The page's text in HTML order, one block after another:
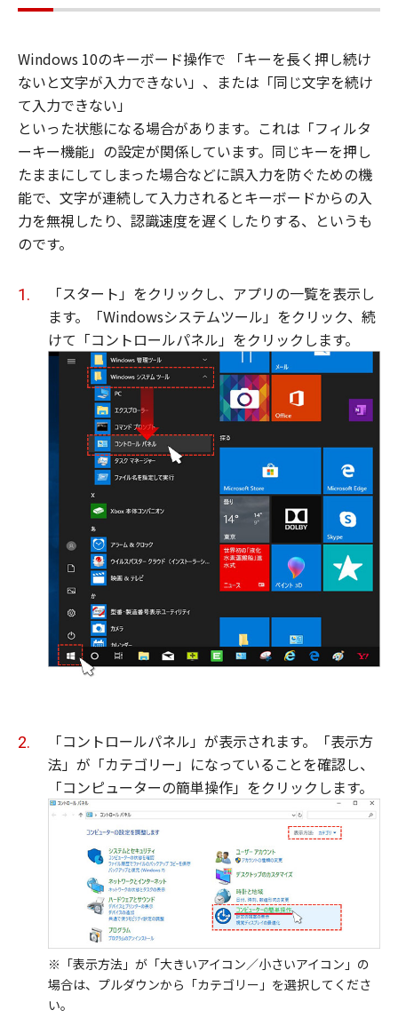
Windows 10のキーボード操作で 「キーを長く押し続け
ないと文字が入力できない」、または「同じ文字を続け
て入力できない」
といった状態になる場合があります。これは「フィルタ
ーキー機能」の設定が関係しています。同じキーを押し
たままにしてしまった場合などに誤入力を防ぐための機
能で、文字が連続して入力されるとキーボードからの入
力を無視したり、認識速度を遅くしたりする、というも
のです。
「スタート」をクリックし、アプリの一覧を表示し
ます。「Windowsシステムツール」をクリック、続
けて「コントロールパネル」をクリックします。
「コントロールパネル」が表示されます。「表示方
法」が「カテゴリー」になっていることを確認し、
「コンピューターの簡単操作」をクリックします。
※「表示方法」が「大きいアイコン／小さいアイコン」の
場合は、プルダウンから「カテゴリー」を選択してくださ
い。